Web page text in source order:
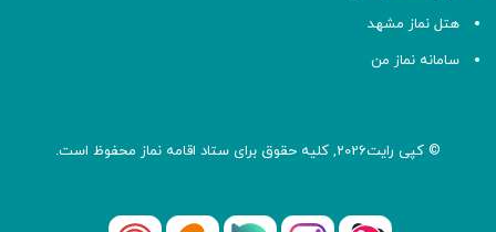
هتل نماز مشهد
سامانه نماز من
© کپی رایت2026, کلیه حقوق برای ستاد اقامه نماز محفوظ است.